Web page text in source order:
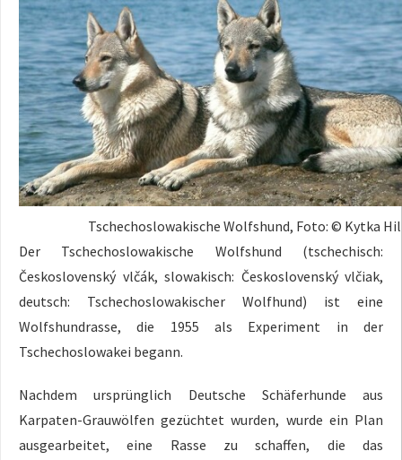
Tschechoslowakische Wolfshund, Foto: © Kytka
Der Tschechoslowakische Wolfshund (tschechisch:
Československý vlčák, slowakisch: Československý vlčiak,
deutsch: Tschechoslowakischer Wolfhund) ist eine
Wolfshundrasse, die 1955 als Experiment in der
Tschechoslowakei begann.
Nachdem ursprünglich Deutsche Schäferhunde aus
Karpaten-Grauwölfen gezüchtet wurden, wurde ein Plan
ausgearbeitet, eine Rasse zu schaffen, die das